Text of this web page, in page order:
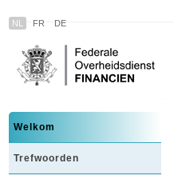
NL FR DE
Welkom
Trefwoorden